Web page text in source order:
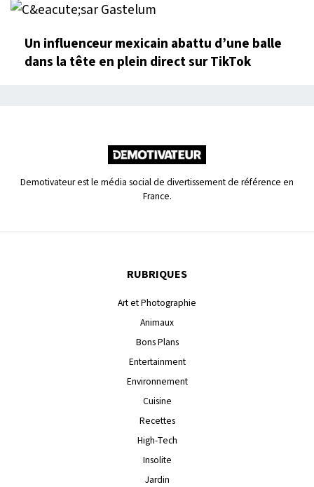
Un influenceur mexicain abattu d’une balle
dans la tête en plein direct sur TikTok
Demotivateur est le média social de divertissement de référence en
France.
RUBRIQUES
Art et Photographie
Animaux
Bons Plans
Entertainment
Environnement
Cuisine
Recettes
High-Tech
Insolite
Jardin